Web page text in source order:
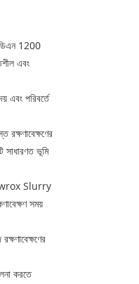
ডিএন 1200
এবং
পরিবর্তে
সাধারণত ভূমি
Slurry
সময়
করতে